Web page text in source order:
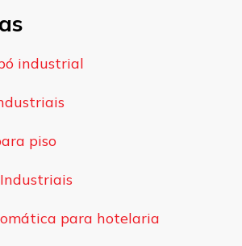
industrial
piso
para hotelaria